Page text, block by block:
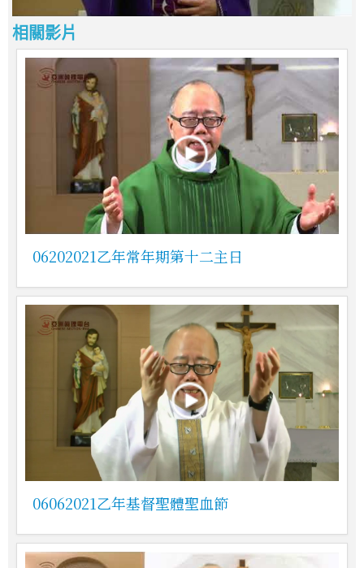
相關影片
06202021乙年常年期第十二主日
06062021乙年基督聖體聖血節